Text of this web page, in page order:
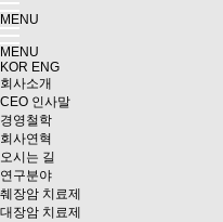
MENU
MENU
KOR ENG
회사소개
CEO 인사말
경영철학
회사연혁
오시는 길
연구분야
췌장암 치료제
대장암 치료제